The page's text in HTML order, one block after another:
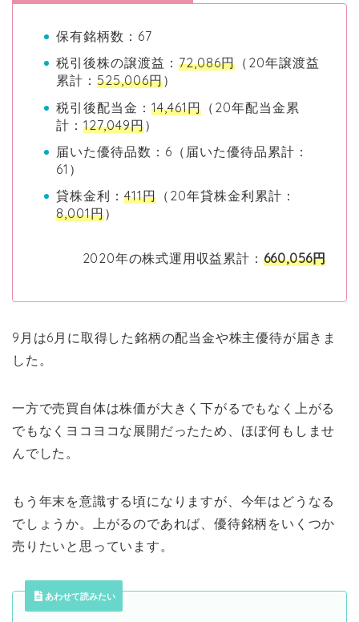
保有銘柄数：67
税引後株の譲渡益： 72,086円 （20年譲渡益
累計： 525,006円）
税引後配当金： 14,461円 （20年配当金累
計： 127,049円）
届いた優待品数：6（届いた優待品累計：
61）
貸株金利： 411円 （20年貸株金利累計：
8,001円）
2020年の株式運用収益累計： 660,056円
9月は6月に取得した銘柄の配当金や株主優待が届きま
した。
一方で売買自体は株価が大きく下がるでもなく上がる
でもなくヨコヨコな展開だったため、ほぼ何もしませ
んでした。
もう年末を意識する頃になりますが、今年はどうなる
でしょうか。上がるのであれば、優待銘柄をいくつか
売りたいと思っています。
あわせて読みたい